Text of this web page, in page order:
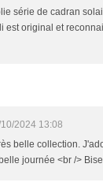
série de cadran
est original et
2024 13:08
belle collection.
journée <br />